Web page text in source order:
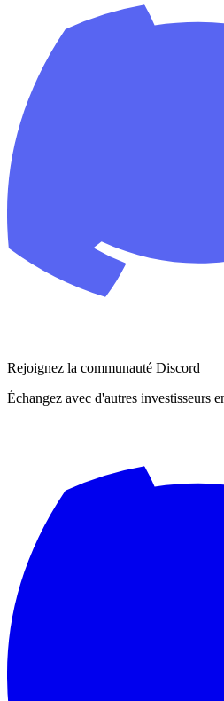
Rejoignez la communauté Discord
Échangez avec d'autres investisseurs